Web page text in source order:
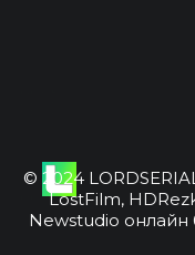
© 2024
LostFilm,
Newstudio онлайн